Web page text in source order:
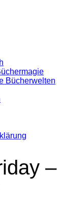
Bücherwelten
–